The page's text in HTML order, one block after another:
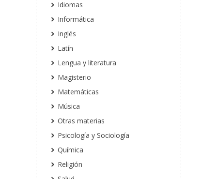
Idiomas
Informática
Inglés
Latín
Lengua y literatura
Magisterio
Matemáticas
Música
Otras materias
Psicología y Sociología
Química
Religión